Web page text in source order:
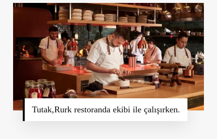
Tutak,Rurk restoranda ekibi ile çalışırken.